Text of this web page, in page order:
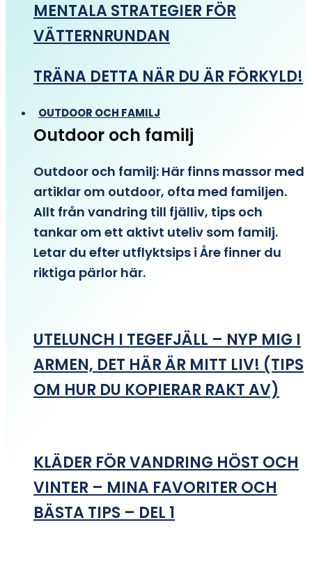
MENTALA STRATEGIER FÖR
VÄTTERNRUNDAN
TRÄNA DETTA NÄR DU ÄR FÖRKYLD!
OUTDOOR OCH FAMILJ
Outdoor och familj
Outdoor och familj: Här finns massor med
artiklar om outdoor, ofta med familjen.
Allt från vandring till fjälliv, tips och
tankar om ett aktivt uteliv som familj.
Letar du efter utflyktsips i Åre finner du
riktiga pärlor här.
UTELUNCH I TEGEFJÄLL – NYP MIG I
ARMEN, DET HÄR ÄR MITT LIV! (TIPS
OM HUR DU KOPIERAR RAKT AV)
KLÄDER FÖR VANDRING HÖST OCH
VINTER – MINA FAVORITER OCH
BÄSTA TIPS – DEL 1